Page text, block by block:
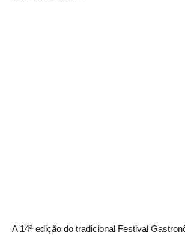
A 14ª edição do tradicional Festival